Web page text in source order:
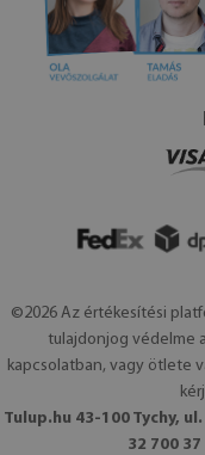
©2026 Az értékesítési
tulajdonjog védelme
kapcsolatban, vagy ötlete
Tulup.hu 43-100 Tychy,
32 700 37